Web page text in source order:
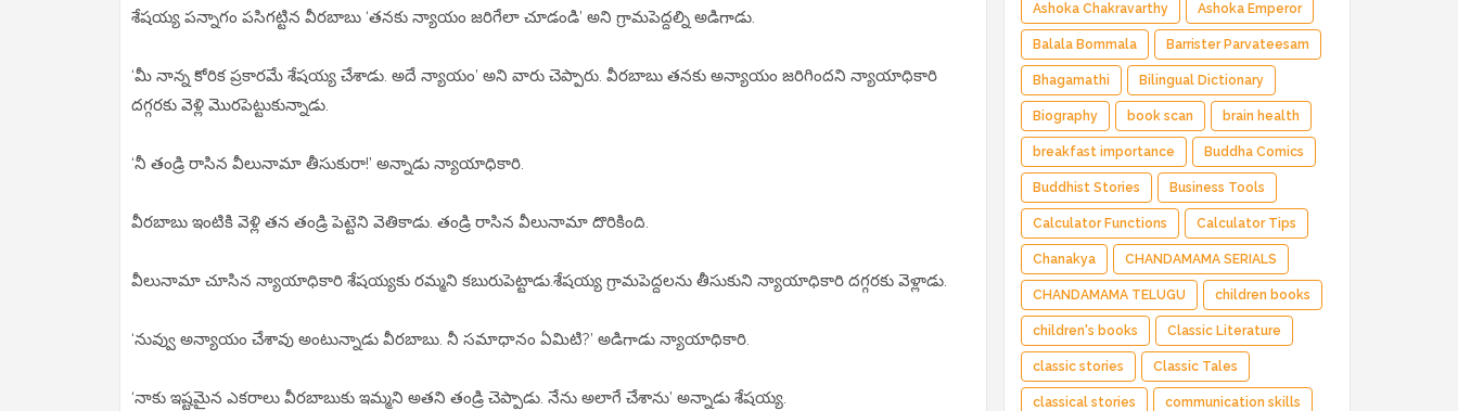
శేషయ్య పన్నాగం పసిగట్టిన వీరబాబు ‘తనకు న్యాయం జరిగేలా చూడండి’ అని గ్రామపెద్దల్ని అడిగాడు.
‘మీ నాన్న కోరిక ప్రకారమే శేషయ్య చేశాడు. అదే న్యాయం’ అని వారు చెప్పారు. వీరబాబు తనకు అన్యాయం జరిగిందని న్యాయాధికారి
దగ్గరకు వెళ్లి మొరపెట్టుకున్నాడు.
‘నీ తండ్రి రాసిన వీలునామా తీసుకురా!’ అన్నాడు న్యాయాధికారి.
వీరబాబు ఇంటికి వెళ్లి తన తండ్రి పెట్టెని వెతికాడు. తండ్రి రాసిన వీలునామా దొరికింది.
వీలునామా చూసిన న్యాయాధికారి శేషయ్యకు రమ్మని కబురుపెట్టాడు.శేషయ్య గ్రామపెద్దలను తీసుకుని న్యాయాధికారి దగ్గరకు వెళ్లాడు.
‘నువ్వు అన్యాయం చేశావు అంటున్నాడు వీరబాబు. నీ సమాధానం ఏమిటి?’ అడిగాడు న్యాయాధికారి.
‘నాకు ఇష్టమైన ఎకరాలు వీరబాబుకు ఇమ్మని అతని తండ్రి చెప్పాడు. నేను అలాగే చేశాను’ అన్నాడు శేషయ్య.
Ashoka Chakravarthy Ashoka Emperor
Balala Bommala Barrister Parvateesam
Bhagamathi Bilingual Dictionary
Biography book scan brain health
breakfast importance Buddha Comics
Buddhist Stories Business Tools
Calculator Functions Calculator Tips
Chanakya CHANDAMAMA SERIALS
CHANDAMAMA TELUGU children books
children's books Classic Literature
classic stories Classic Tales
classical stories communication skills